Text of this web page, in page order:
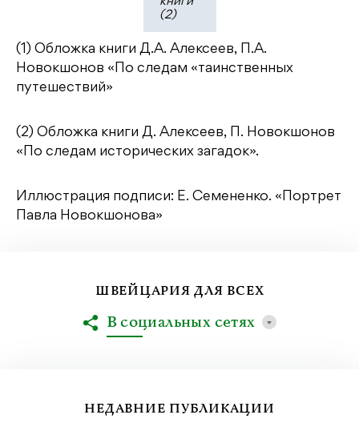
(2)
(1) Обложка книги Д.А. Алексеев, П.А.
Новокшонов «По следам «таинственных
путешествий»
(2) Обложка книги Д. Алексеев, П. Новокшонов
«По следам исторических загадок».
Иллюстрация подписи: Е. Семененко. «Портрет
Павла Новокшонова»
НЕДАВНИЕ ПУБЛИКАЦИИ
ШВЕЙЦАРИЯ ДЛЯ ВСЕХ
В социальных сетях